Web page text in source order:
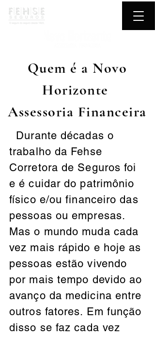
Quem é a Novo
Horizonte
Assessoria Financeira
Durante décadas o
trabalho da Fehse
Corretora de Seguros foi
e é cuidar do patrimônio
físico e/ou financeiro das
pessoas ou empresas.
Mas o mundo muda cada
vez mais rápido e hoje as
pessoas estão vivendo
por mais tempo devido ao
avanço da medicina entre
outros fatores. Em função
disso se faz cada vez